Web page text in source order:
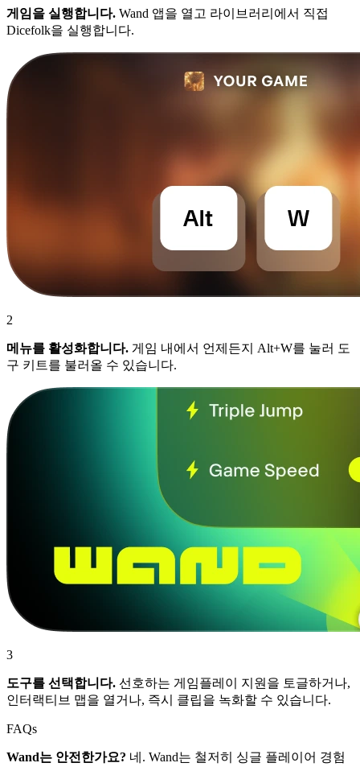
게임을 실행합니다. Wand 앱을 열고 라이브러리에서 직접
Dicefolk을 실행합니다.
2
메뉴를 활성화합니다. 게임 내에서 언제든지 Alt+W를 눌러 도
구 키트를 불러올 수 있습니다.
3
도구를 선택합니다. 선호하는 게임플레이 지원을 토글하거나,
인터랙티브 맵을 열거나, 즉시 클립을 녹화할 수 있습니다.
FAQs
Wand는 안전한가요? 네. Wand는 철저히 싱글 플레이어 경험